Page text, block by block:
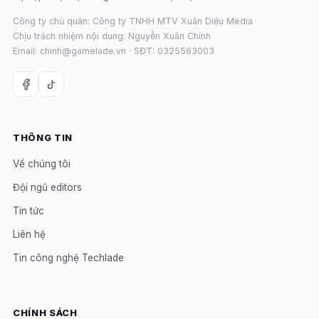
Công ty chủ quản: Công ty TNHH MTV Xuân Diệu Media
Chịu trách nhiệm nội dung: Nguyễn Xuân Chính
Email: chinh@gamelade.vn · SĐT: 0325563003
THÔNG TIN
Về chúng tôi
Đội ngũ editors
Tin tức
Liên hệ
Tin công nghệ Techlade
CHÍNH SÁCH